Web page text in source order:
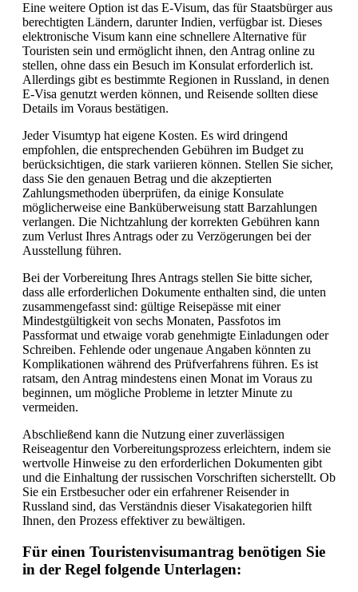
Eine weitere Option ist das E-Visum, das für Staatsbürger aus
berechtigten Ländern, darunter Indien, verfügbar ist. Dieses
elektronische Visum kann eine schnellere Alternative für
Touristen sein und ermöglicht ihnen, den Antrag online zu
stellen, ohne dass ein Besuch im Konsulat erforderlich ist.
Allerdings gibt es bestimmte Regionen in Russland, in denen
E-Visa genutzt werden können, und Reisende sollten diese
Details im Voraus bestätigen.
Jeder Visumtyp hat eigene Kosten. Es wird dringend
empfohlen, die entsprechenden Gebühren im Budget zu
berücksichtigen, die stark variieren können. Stellen Sie sicher,
dass Sie den genauen Betrag und die akzeptierten
Zahlungsmethoden überprüfen, da einige Konsulate
möglicherweise eine Banküberweisung statt Barzahlungen
verlangen. Die Nichtzahlung der korrekten Gebühren kann
zum Verlust Ihres Antrags oder zu Verzögerungen bei der
Ausstellung führen.
Bei der Vorbereitung Ihres Antrags stellen Sie bitte sicher,
dass alle erforderlichen Dokumente enthalten sind, die unten
zusammengefasst sind: gültige Reisepässe mit einer
Mindestgültigkeit von sechs Monaten, Passfotos im
Passformat und etwaige vorab genehmigte Einladungen oder
Schreiben. Fehlende oder ungenaue Angaben könnten zu
Komplikationen während des Prüfverfahrens führen. Es ist
ratsam, den Antrag mindestens einen Monat im Voraus zu
beginnen, um mögliche Probleme in letzter Minute zu
vermeiden.
Abschließend kann die Nutzung einer zuverlässigen
Reiseagentur den Vorbereitungsprozess erleichtern, indem sie
wertvolle Hinweise zu den erforderlichen Dokumenten gibt
und die Einhaltung der russischen Vorschriften sicherstellt. Ob
Sie ein Erstbesucher oder ein erfahrener Reisender in
Russland sind, das Verständnis dieser Visakategorien hilft
Ihnen, den Prozess effektiver zu bewältigen.
Für einen Touristenvisumantrag benötigen Sie
in der Regel folgende Unterlagen: